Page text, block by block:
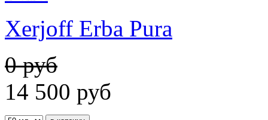
Xerjoff Erba Pura
0 руб
14 500 руб